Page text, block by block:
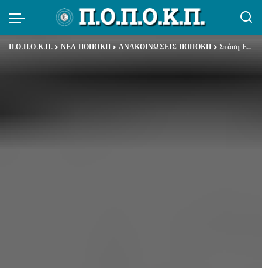
Π.Ο.Π.Ο.Κ.Π.> ΝΕΑ ΠΟΠΟΚΠ > ΑΝΑΚΟΙΝΩΣΕΙΣ ΠΟΠΟΚΠ >Στάση Εργασίας 18 Ιουνίου 2014